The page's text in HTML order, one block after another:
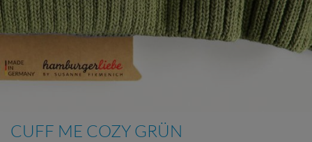
CUFF ME COZY GRÜN